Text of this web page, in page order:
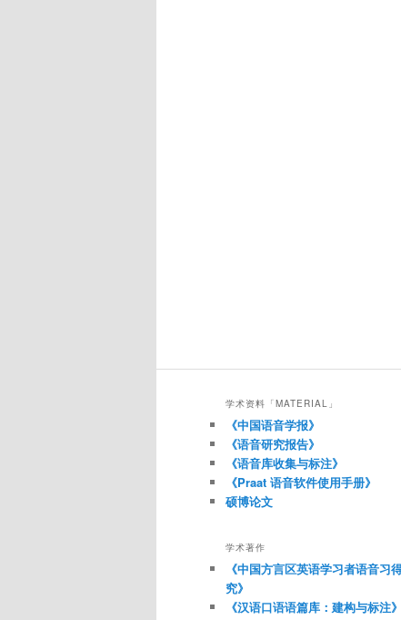
学术资料「MATERIAL」
《中国语音学报》
《语音研究报告》
《语音库收集与标注》
《Praat 语音软件使用手册》
硕博论文
学术著作
《中国方言区英语学习者语音习
究》
《汉语口语语篇库：建构与标注》